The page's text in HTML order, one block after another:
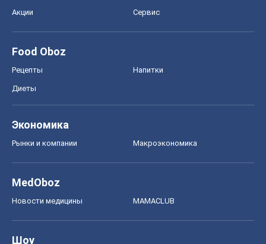
Акции Сервис
Food Oboz
Рецепты Напитки
Диеты
Экономика
Рынки и компании Mакроэкономика
MedOboz
Новости медицины MAMACLUB
Шоу